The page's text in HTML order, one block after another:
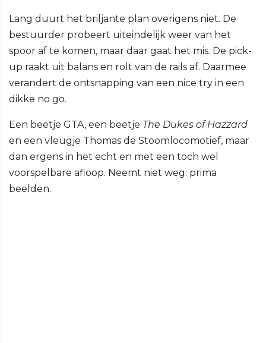
Lang duurt het briljante plan overigens niet. De
bestuurder probeert uiteindelijk weer van het
spoor af te komen, maar daar gaat het mis. De pick-
up raakt uit balans en rolt van de rails af. Daarmee
verandert de ontsnapping van een nice try in een
dikke no go.
Een beetje GTA, een beetje The Dukes of Hazzard
en een vleugje Thomas de Stoomlocomotief, maar
dan ergens in het echt en met een toch wel
voorspelbare afloop. Neemt niet weg: prima
beelden.